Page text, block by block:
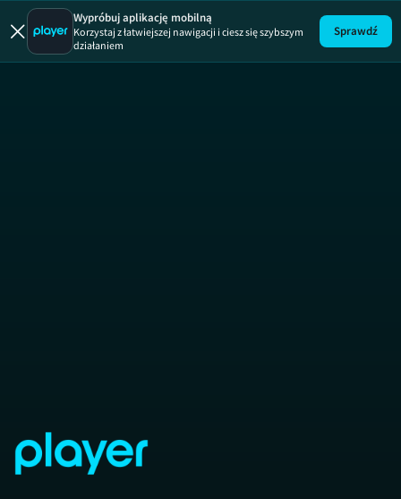
Wypróbuj aplikację mobilną
Korzystaj z łatwiejszej nawigacji i ciesz się szybszym
działaniem
Sprawdź